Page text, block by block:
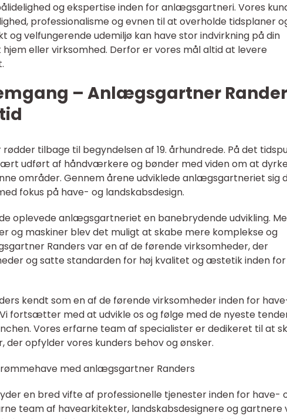
og ekspertise inden for anlægsgartneri. Vores
professionalisme og evnen til at overholde tidsplaner
og velfungerende udemiljø kan have stor indvirkning på din
eller virksomhed. Derfor er vores mål altid at levere
– Anlægsgartner
tilbage til begyndelsen af 19. århundrede. På det
udført af håndværkere og bønder med viden om at
områder. Gennem årene udviklede anlægsgartneriet sig
fokus på have- og landskabsdesign.
oplevede anlægsgartneriet en banebrydende udvikling.
og maskiner blev det muligt at skabe mere komplekse og
Randers var en af de førende virksomheder, der
og satte standarden for høj kvalitet og æstetik inden for
kendt som en af de førende virksomheder inden for
fortsætter med at udvikle os og følge med de nyeste
Vores erfarne team af specialister er dedikeret til at
der opfylder vores kunders behov og ønsker.
med anlægsgartner Randers
en bred vifte af professionelle tjenester inden for have-
team af havearkitekter, landskabsdesignere og gartnere